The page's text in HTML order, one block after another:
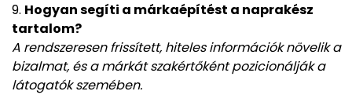
Hogyan segíti a márkaépítést a naprakész
tartalom?
A rendszeresen frissített, hiteles információk növelik a
bizalmat, és a márkát szakértőként pozicionálják a
látogatók szemében.